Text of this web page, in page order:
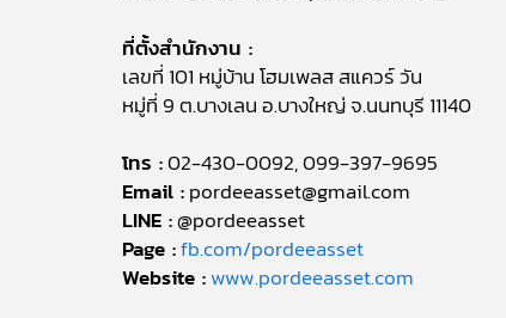
ที่ตั้งสำนักงาน :
เลขที่ 101 หมู่บ้าน โฮมเพลส สแควร์ วัน
หมู่ที่ 9 ต.บางเลน อ.บางใหญ่ จ.นนทบุรี 11140
โทร :02-430-0092, 099-397-9695
Email :pordeeasset@gmail.com
LINE :@pordeeasset
Page :fb.com/pordeeasset
Website :www.pordeeasset.com